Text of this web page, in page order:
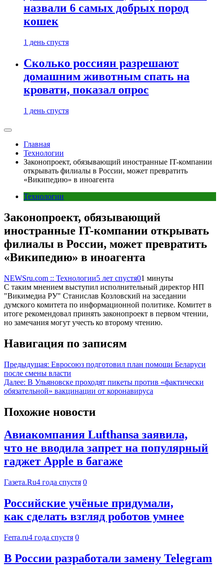
назвали 6 самых добрых пород
кошек
1 день спустя
Сколько россиян разрешают
домашним животным спать на
кровати, показал опрос
1 день спустя
Главная
Технологии
Законопроект, обязывающий иностранные IT-компании
открывать филиалы в России, может превратить
«Википедию» в иноагента
Технологии
Законопроект, обязывающий
иностранные IT-компании открывать
филиалы в России, может превратить
«Википедию» в иноагента
NEWSru.com :: Технологии5 лет спустя01 минуты
С таким мнением выступил исполнительный директор НП
"Викимедиа РУ" Станислав Козловский на заседании
думского комитета по информационной политике. Комитет в
итоге рекомендовал принять законопроект в первом чтении,
но замечания могут учесть ко второму чтению.
Навигация по записям
Предыдущая: Евросоюз подготовил план помощи Беларуси
после смены власти
Далее: В Ульяновске проходят пикеты против «фактически
обязательной» вакцинации от коронавируса
Похожие новости
Авиакомпания Lufthansa заявила,
что не вводила запрет на популярный
гаджет Apple в багаже
Газета.Ru4 года спустя 0
Российские учёные придумали,
как сделать взгляд роботов умнее
Ferra.ru4 года спустя 0
В России разработали замену Telegram